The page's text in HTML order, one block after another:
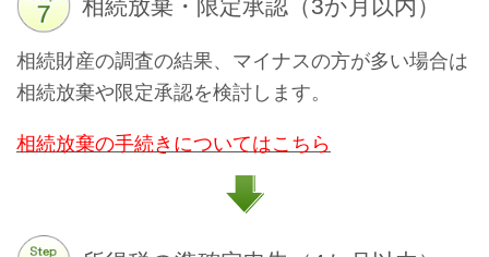
相続放棄・限定承認（3か月以内）
相続財産の調査の結果、マイナスの方が多い場合は
相続放棄や限定承認を検討します。
相続放棄の手続きについてはこちら